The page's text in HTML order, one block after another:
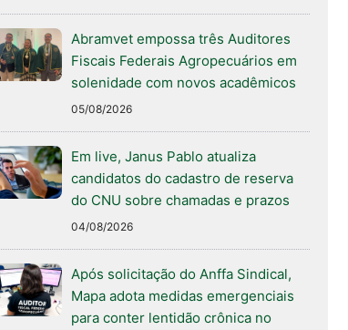
Abramvet empossa três Auditores
Fiscais Federais Agropecuários em
solenidade com novos acadêmicos
05/08/2026
Em live, Janus Pablo atualiza
candidatos do cadastro de reserva
do CNU sobre chamadas e prazos
04/08/2026
Após solicitação do Anffa Sindical,
Mapa adota medidas emergenciais
para conter lentidão crônica no